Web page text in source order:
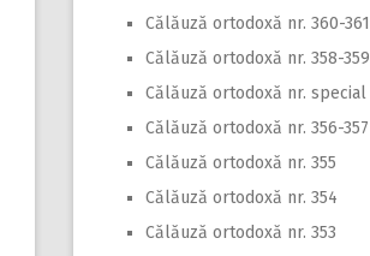
Călăuză ortodoxă nr. 360-361
Călăuză ortodoxă nr. 358-359
Călăuză ortodoxă nr. special
Călăuză ortodoxă nr. 356-357
Călăuză ortodoxă nr. 355
Călăuză ortodoxă nr. 354
Călăuză ortodoxă nr. 353